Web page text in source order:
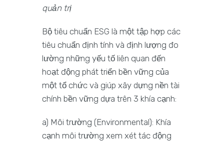
quản trị
Bộ tiêu chuẩn ESG là một tập hợp các
tiêu chuẩn định tính và định lượng đo
lường những yếu tố liên quan đến
hoạt động phát triển bền vững của
một tổ chức và giúp xây dựng nền tài
chính bền vững dựa trên 3 khía cạnh:
a) Môi trường (Environmental): Khía
cạnh môi trường xem xét tác động